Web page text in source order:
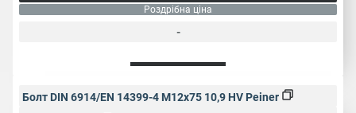
Роздрібна ціна
-
Болт DIN 6914/EN 14399-4 M12x75 10,9 HV Peiner